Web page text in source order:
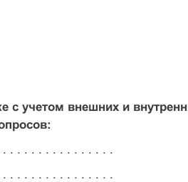
с учетом внешних и
. . . . . . . . . . . . . . .
. . . . . . . . . . . . . . .